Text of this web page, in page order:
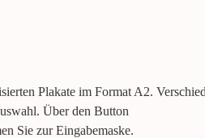
Plakate im Format A2.
Über den Button
Sie zur Eingabemaske.